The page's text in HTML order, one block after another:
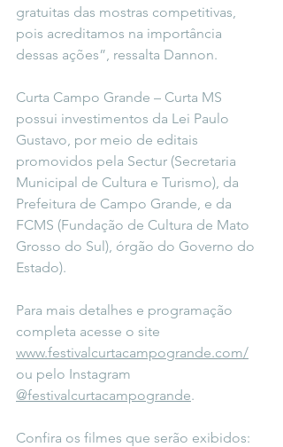
gratuitas das mostras competitivas,
pois acreditamos na importância
dessas ações”, ressalta Dannon.
Curta Campo Grande – Curta MS
possui investimentos da Lei Paulo
Gustavo, por meio de editais
promovidos pela Sectur (Secretaria
Municipal de Cultura e Turismo), da
Prefeitura de Campo Grande, e da
FCMS (Fundação de Cultura de Mato
Grosso do Sul), órgão do Governo do
Estado).
Para mais detalhes e programação
completa acesse o site
www.festivalcurtacampogrande.com/
ou pelo Instagram
@festivalcurtacampogrande.
Confira os filmes que serão exibidos: